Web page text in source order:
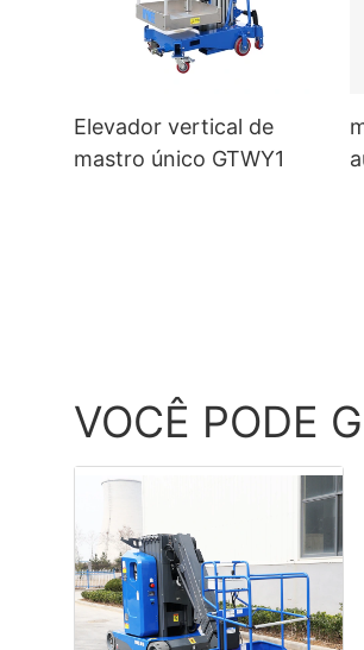
Elevador vertical de
mastro único GTWY1
VOCÊ PODE